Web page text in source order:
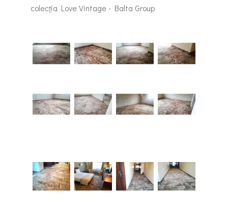
colecția Love Vintage - Balta Group